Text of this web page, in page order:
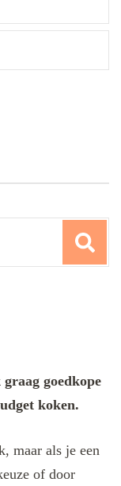
goedkope
koken.
maar als je een
of door